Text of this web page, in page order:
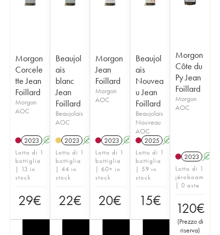
Morgon
Corcele
tte Jean
Foillard
Morgon
AOC
2023 A K
Lotto di 1
bottiglia
| 13 in
stock
29€
Beaujol
ais
blanc
Jean
Foillard
Beaujolais
AOC
2023 A
Lotto di 1
bottiglia
| 44 in
stock
22€
Morgon
Jean
Foillard
Morgon
AOC
2023 A K
Lotto di 1
bottiglia
| 60+ in
stock
20€
Beaujol
ais
Nouvea
u Jean
Foillard
Beaujolais
Nouveau
AOC
2025 A
Lotto di 1
bottiglia
| 59 in
stock
15€
Morgon
Côte du
Py Jean
Foillard
Morgon
AOC
2023 A
Lotto di 1
jéroboam
| 0 aste
120€
(Prezzo di
riserva)